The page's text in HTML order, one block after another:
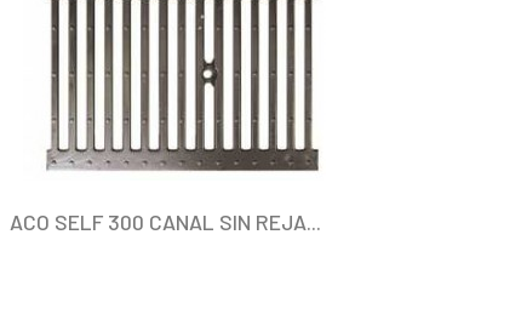
ACO SELF 300 CANAL SIN REJA...